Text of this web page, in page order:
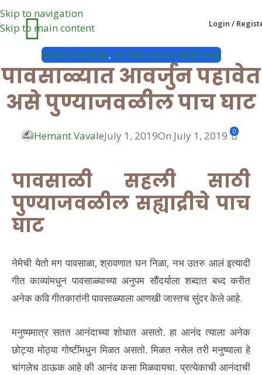
Skip to navigation
Skip to main content
Login /
MONSOON DRIVE, OUTING PLACES NEAR PUNE
पावसाळ्यात आवर्जुन पहावेत
असे पुण्याजवळील पाच घाट
Hemant VavaleJuly 1, 2019On July 1, 2019 0
पावसाळी सहली साठी
पुण्याजवळील सह्याद्रीचे पाच
घाट
नेमेची येतो मग पावसाळा, श्रावणात घन निळा, नभ उतरु आलं इत्यादी
गीत काव्यांमधुन पावसाळ्याच्या अनुपम सौंदर्याला शब्दात बध्द करीत
अनेक कवि गीतकारांनी पावसाळ्याला आणखी जास्तच सुंदर केले आहे.
मनुष्यमात्र सतत आनंदाच्या शोधात असतो. हा आनंद त्याला अनेक
छोट्या मोठ्या गोष्टींमधुन मिळत असतो. मिळत नसेल तरी मनुष्याला हे
चांगलेच ठाऊक आहे की आनंद कसा मिळवायचा. प्रत्येकाची आनंदाची